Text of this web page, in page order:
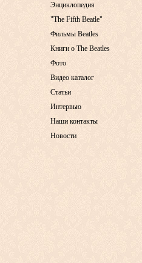
Энциклопедия
"The Fifth Beatle"
Фильмы Beatles
Книги о The Beatles
Фото
Видео каталог
Статьи
Интервью
Наши контакты
Новости